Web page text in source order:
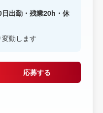
日出勤・残業20h・休
動します
応募する